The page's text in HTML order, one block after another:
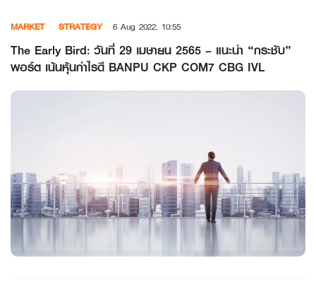
content
MARKET STRATEGY 6 Aug 2022, 10:55
The Early Bird: วันที่ 29 เมษายน 2565 – แนะนำ “กระชับ”
พอร์ต เน้นหุ้นกำไรดี BANPU CKP COM7 CBG IVL